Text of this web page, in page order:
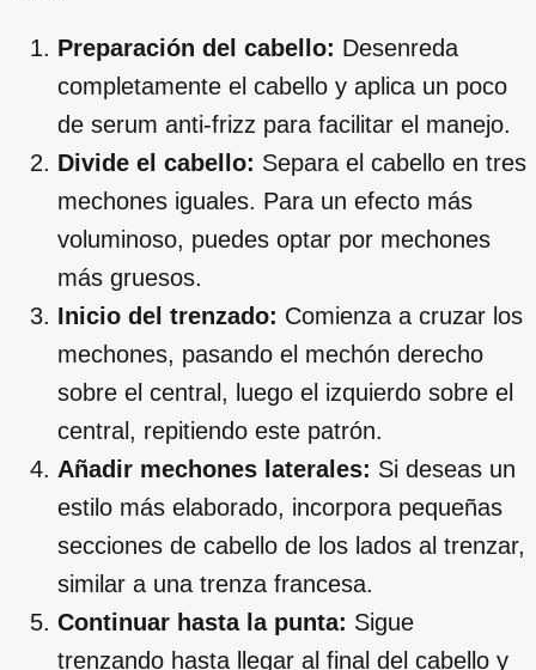
Preparación del cabello: Desenreda
completamente el cabello y aplica un poco
de serum anti-frizz para facilitar el manejo.
Divide el cabello: Separa el cabello en tres
mechones iguales. Para un efecto más
voluminoso, puedes optar por mechones
más gruesos.
Inicio del trenzado: Comienza a cruzar los
mechones, pasando el mechón derecho
sobre el central, luego el izquierdo sobre el
central, repitiendo este patrón.
Añadir mechones laterales: Si deseas un
estilo más elaborado, incorpora pequeñas
secciones de cabello de los lados al trenzar,
similar a una trenza francesa.
Continuar hasta la punta: Sigue
trenzando hasta llegar al final del cabello y